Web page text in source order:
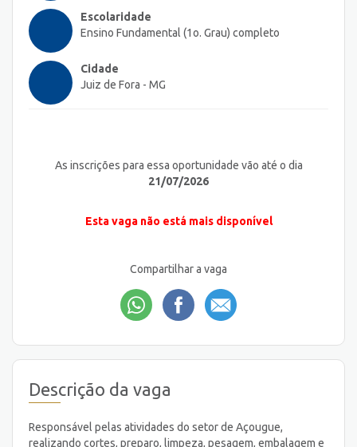
Escolaridade
Ensino Fundamental (1o. Grau) completo
Cidade
Juiz de Fora - MG
As inscrições para essa oportunidade vão até o dia
21/07/2026
Esta vaga não está mais disponível
Compartilhar a vaga
Descrição da vaga
Responsável pelas atividades do setor de Açougue,
realizando cortes, preparo, limpeza, pesagem, embalagem e